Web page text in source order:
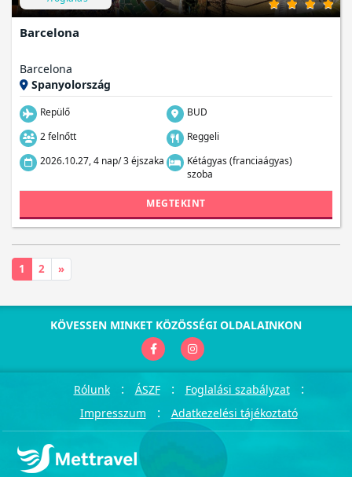
Barcelona
Barcelona
Spanyolország
Repülő
BUD
2 felnőtt
Reggeli
2026.10.27, 4 nap/ 3 éjszaka
Kétágyas (franciaágyas)
szoba
MEGTEKINT
1 2 »
KÖVESSEN MINKET KÖZÖSSÉGI OLDALAINKON
Rólunk : ÁSZF : Foglalási szabályzat :
Impresszum : Adatkezelési tájékoztató